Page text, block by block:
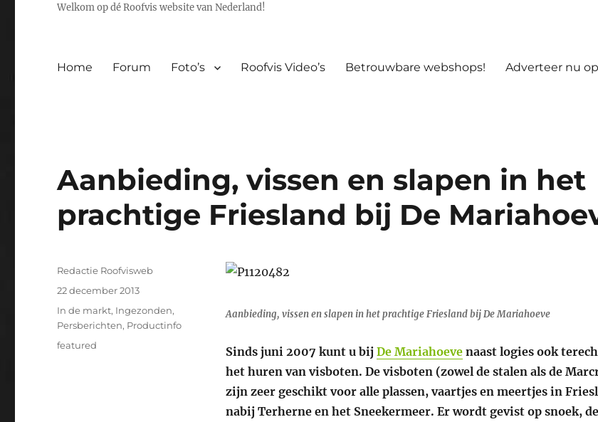
Welkom op dé Roofvis website van Nederland!
Home Forum Foto’s Roofvis Video’s Betrouwbare webshops! Adverteer nu
Aanbieding, vissen en slapen in het
prachtige Friesland bij De
Aanbieding, vissen en slapen in het prachtige Friesland bij De Mariahoeve
Sinds juni 2007 kunt u bij De Mariahoevenaast logies ook
het huren van visboten. De visboten (zowel de stalen als de
zijn zeer geschikt voor alle plassen, vaartjes en meertjes in
nabij Terherne en het Sneekermeer. Er wordt gevist op snoek,
Auteur
Redactie Roofvisweb
Geplaatst
22 december 2013
Categorieën
In de markt, Ingezonden,
Persberichten, Productinfo
Tags
featured